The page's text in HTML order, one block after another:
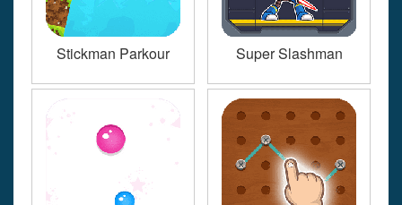
Stickman Parkour Super Slashman